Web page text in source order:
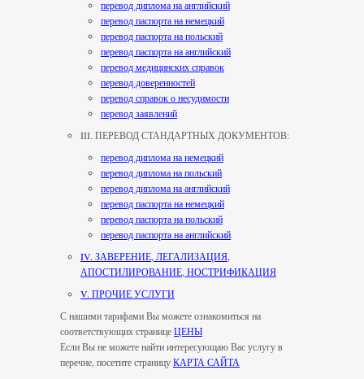
перевод диплома на английский
перевод паспорта на немецкий
перевод паспорта на польский
перевод паспорта на английский
перевод медицинских справок
перевод доверенностей
перевод справок о несудимости
перевод заявлений
III. ПЕРЕВОД СТАНДАРТНЫХ ДОКУМЕНТОВ:
перевод диплома на немецкий
перевод диплома на польский
перевод диплома на английский
перевод паспорта на немецкий
перевод паспорта на польский
перевод паспорта на английский
IV. ЗАВЕРЕНИЕ, ЛЕГАЛИЗАЦИЯ,
АПОСТИЛИРОВАНИЕ, НОСТРИФИКАЦИЯ
V. ПРОЧИЕ УСЛУГИ
С нашими тарифами Вы можете ознакомиться на
соответствующих страницеЦЕНЫ
Если Вы не можете найти интересующаю Вас услугу в
перечне, посетите страницуКАРТА САЙТА